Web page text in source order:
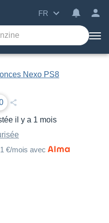
FR
Nexo PS8
il y a 1 mois
€/mois avec